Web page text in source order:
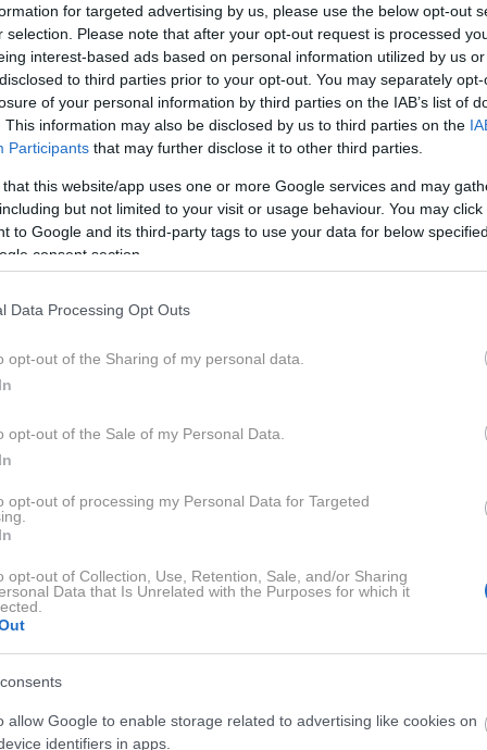
for targeted advertising by us, please use the below opt-out
selection. Please note that after your opt-out request is processed
interest-based ads based on personal information utilized by us
to third parties prior to your opt-out. You may separately
of your personal information by third parties on the IAB’s list of
This information may also be disclosed by us to third parties on the
Participants that may further disclose it to other third parties.
that this website/app uses one or more Google services and may
but not limited to your visit or usage behaviour. You may
to Google and its third-party tags to use your data for below
consent section.
Data Processing Opt Outs
opt-out of the Sharing of my personal data.
opt-out of the Sale of my Personal Data.
opt-out of processing my Personal Data for Targeted
opt-out of Collection, Use, Retention, Sale, and/or Sharing
Data that Is Unrelated with the Purposes for which it
allow Google to enable storage related to advertising like cookies on
identifiers in apps.
maja, bo v ospredju prometna varnost kolesarjev, tako
voznikov e-koles, opozarjajo pri AVP.
še posebej previdni zaradi kolesarjev, ki vozijo ob
svetujejo, da vrata avtomobila odpirajo z desno
ramo in pravočasno opazijo morebitnega kolesarja.
Med vožnjo najne uporabljajo mobilnih telefonov ali
nakažejo z roko. Pomembno je tudi, da so v prometu
brezhibnost kolesa.
do 70 odstotkov. Čeprav je obvezna za mlajše od 18
kolesarjem.